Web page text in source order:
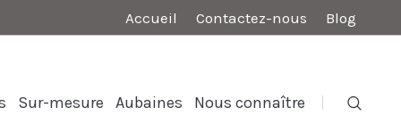
Accueil Contactez-nous Blog
Sur-mesure Aubaines Nous connaître